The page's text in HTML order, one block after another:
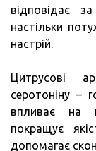
відповідає
настільки
настрій.
Цитрусові
серотоніну –
впливає на
покращує
допомагає